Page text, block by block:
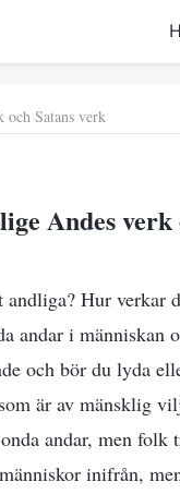
och Satans verk
Andes
Hur verkar
andar i människan
och bör du lyda
är av mänsklig
andar, men
inifrån,